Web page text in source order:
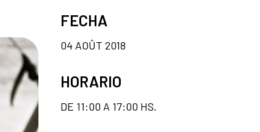
FECHA
04 AOÛT 2018
HORARIO
DE 11:00 A 17:00 HS.